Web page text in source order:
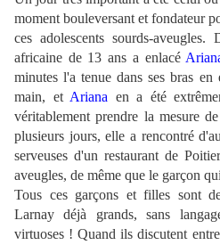
moment bouleversant et fondateur
ces adolescents sourds-
africaine de 13 ans a enlacé
minutes l'a tenue dans ses bras en
main, et Ariana en a été
véritablement prendre la mesure
plusieurs jours, elle a rencontré
serveuses d'un restaurant de
aveugles, de même que le garçon
Tous ces garçons et filles sont
Larnay déjà grands, sans
virtuoses ! Quand ils discutent